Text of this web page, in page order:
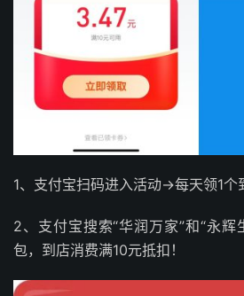
1、支付宝扫码进入活动->每天领1个
2、支付宝搜索“华润万家”和“永辉
包，到店消费满10元抵扣！